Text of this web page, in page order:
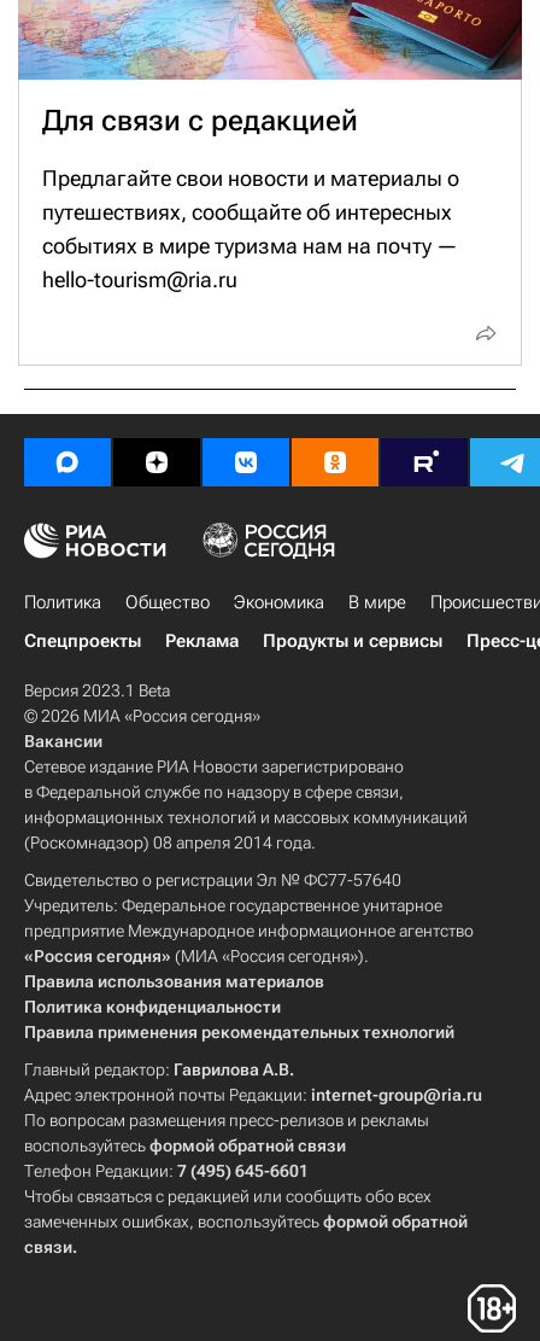
Для связи с редакцией
Предлагайте свои новости и материалы о
путешествиях, сообщайте об интересных
событиях в мире туризма нам на почту —
hello-tourism@ria.ru
Политика Общество Экономика В мире
Спецпроекты
Реклама Продукты и сервисы Пресс-
Версия 2023.1 Beta
© 2026 МИА «Россия сегодня»
Вакансии
Сетевое издание РИА Новости зарегистрировано
в Федеральной службе по надзору в сфере связи,
информационных технологий и массовых коммуникаций
(Роскомнадзор) 08 апреля 2014 года.
Свидетельство о регистрации Эл № ФС77-57640
Учредитель: Федеральное государственное унитарное
предприятие Международное информационное агентство
«Россия сегодня» (МИА «Россия сегодня»).
Правила использования материалов
Политика конфиденциальности
Правила применения рекомендательных технологий
Главный редактор: Гаврилова А.В.
Адрес электронной почты Редакции: internet-group@ria.ru
По вопросам размещения пресс-релизов и рекламы
воспользуйтесьформой обратной связи
Телефон Редакции: 7 (495) 645-6601
Чтобы связаться с редакцией или сообщить обо всех
замеченных ошибках, воспользуйтесьформой обратной
связи.